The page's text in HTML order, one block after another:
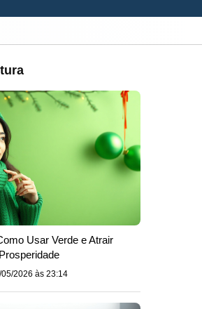
Usar Verde e Atrair
Prosperidade
2026 às 23:14